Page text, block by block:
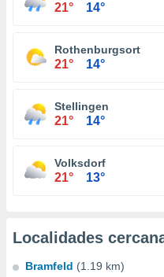
21° 14°
Rothenburgsort
21° 14°
Stellingen
21° 14°
Volksdorf
21° 13°
Localidades
Bramfeld (1.19 km)